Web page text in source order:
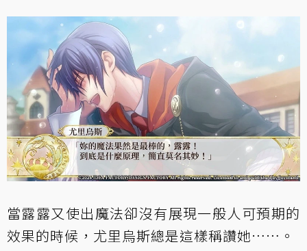
當露露又使出魔法卻沒有展現一般人可預期的
效果的時候，尤里烏斯總是這樣稱讚她……。